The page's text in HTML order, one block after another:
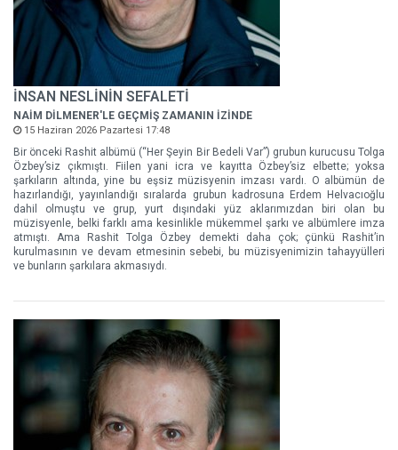
İNSAN NESLİNİN SEFALETİ
NAİM DİLMENER'LE GEÇMİŞ ZAMANIN İZİNDE
15 Haziran 2026 Pazartesi 17:48
Bir önceki Rashit albümü (“Her Şeyin Bir Bedeli Var”) grubun kurucusu Tolga
Özbey’siz çıkmıştı. Fiilen yani icra ve kayıtta Özbey’siz elbette; yoksa
şarkıların altında, yine bu eşsiz müzisyenin imzası vardı. O albümün de
hazırlandığı, yayınlandığı sıralarda grubun kadrosuna Erdem Helvacıoğlu
dahil olmuştu ve grup, yurt dışındaki yüz aklarımızdan biri olan bu
müzisyenle, belki farklı ama kesinlikle mükemmel şarkı ve albümlere imza
atmıştı. Ama Rashit Tolga Özbey demekti daha çok; çünkü Rashit’in
kurulmasının ve devam etmesinin sebebi, bu müzisyenimizin tahayyülleri
ve bunların şarkılara akmasıydı.